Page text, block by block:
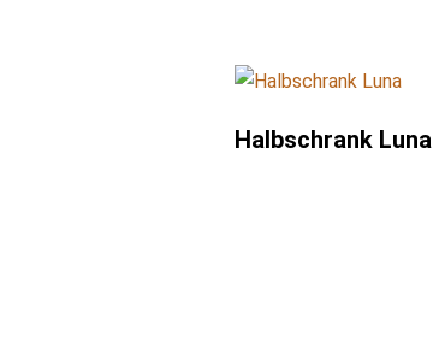
Halbschrank Luna